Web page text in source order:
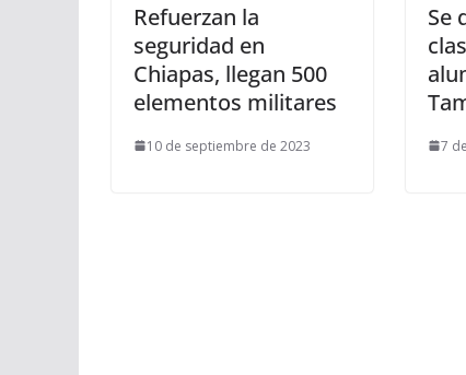
Refuerzan la
seguridad en
Chiapas, llegan 500
elementos militares
10 de septiembre de 2023
Se
7